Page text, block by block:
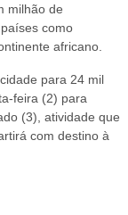
milhão de
como
africano.
para 24 mil
feira (2) para
(3), atividade que
com destino à